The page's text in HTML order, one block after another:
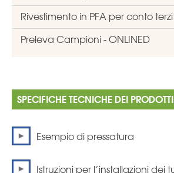
Rivestimento in PFA per conto terzi
Preleva Campioni - ONLINED
SPECIFICHE TECNICHE DEI
Esempio di pressatura
Istruzioni per l’installazioni dei